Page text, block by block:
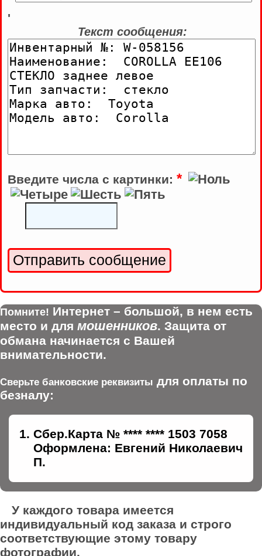
'
Текст сообщения:
Введите числа с картинки: *
Помните! Интернет – большой, в нем есть
место и для мошенников. Защита от
обмана начинается с Вашей
внимательности.
Сверьте банковские реквизиты для оплаты по
безналу:
Сбер.Карта № **** **** 1503 7058
Оформлена: Евгений Николаевич
П.
У каждого товара имеется
индивидуальный код заказа и строго
соответствующие этому товару
фотографии.